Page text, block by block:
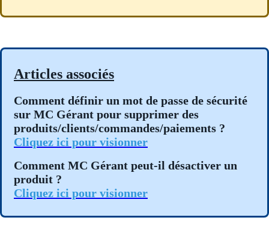
Articles associés
Comment définir un mot de passe de sécurité
sur MC Gérant pour supprimer des
produits/clients/commandes/paiements ?
Cliquez ici pour visionner
Comment MC Gérant peut-il désactiver un
produit ?
Cliquez ici pour visionner